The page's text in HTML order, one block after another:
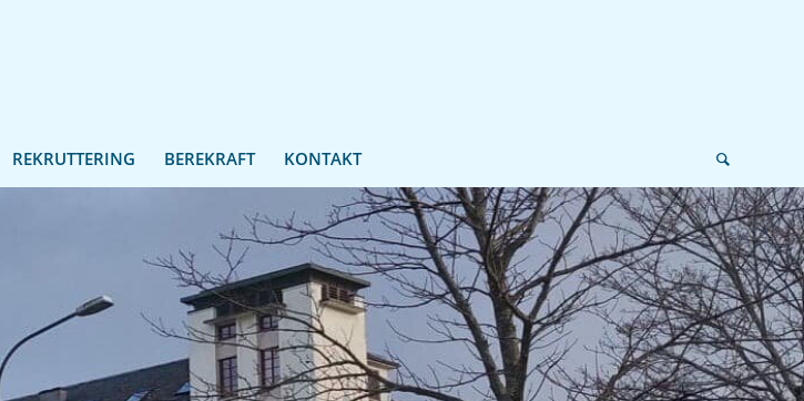
REKRUTTERING BEREKRAFT KONTAKT